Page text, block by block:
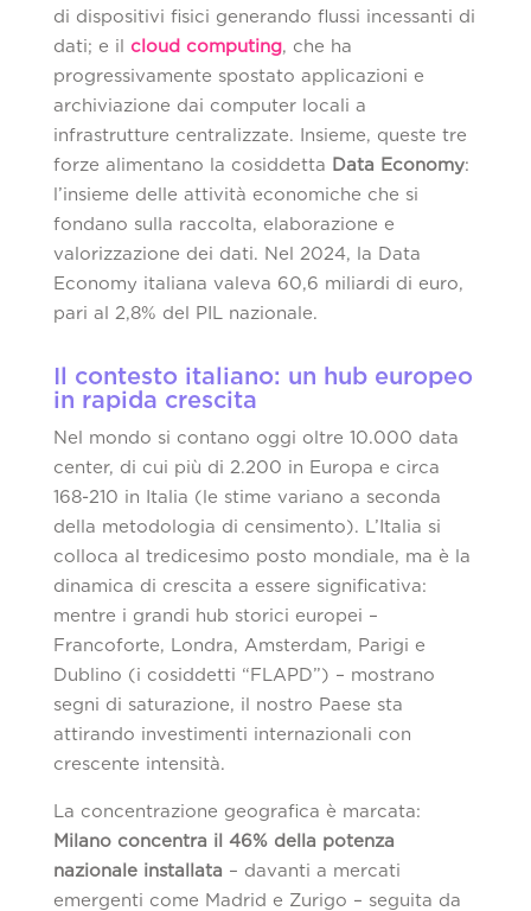
di dispositivi fisici generando flussi incessanti di
dati; e il cloud computing, che ha
progressivamente spostato applicazioni e
archiviazione dai computer locali a
infrastrutture centralizzate. Insieme, queste tre
forze alimentano la cosiddetta Data Economy:
l’insieme delle attività economiche che si
fondano sulla raccolta, elaborazione e
valorizzazione dei dati. Nel 2024, la Data
Economy italiana valeva 60,6 miliardi di euro,
pari al 2,8% del PIL nazionale.
Il contesto italiano: un hub europeo
in rapida crescita
Nel mondo si contano oggi oltre 10.000 data
center, di cui più di 2.200 in Europa e circa
168-210 in Italia (le stime variano a seconda
della metodologia di censimento). L’Italia si
colloca al tredicesimo posto mondiale, ma è la
dinamica di crescita a essere significativa:
mentre i grandi hub storici europei –
Francoforte, Londra, Amsterdam, Parigi e
Dublino (i cosiddetti “FLAPD”) – mostrano
segni di saturazione, il nostro Paese sta
attirando investimenti internazionali con
crescente intensità.
La concentrazione geografica è marcata:
Milano concentra il 46% della potenza
nazionale installata – davanti a mercati
emergenti come Madrid e Zurigo – seguita da